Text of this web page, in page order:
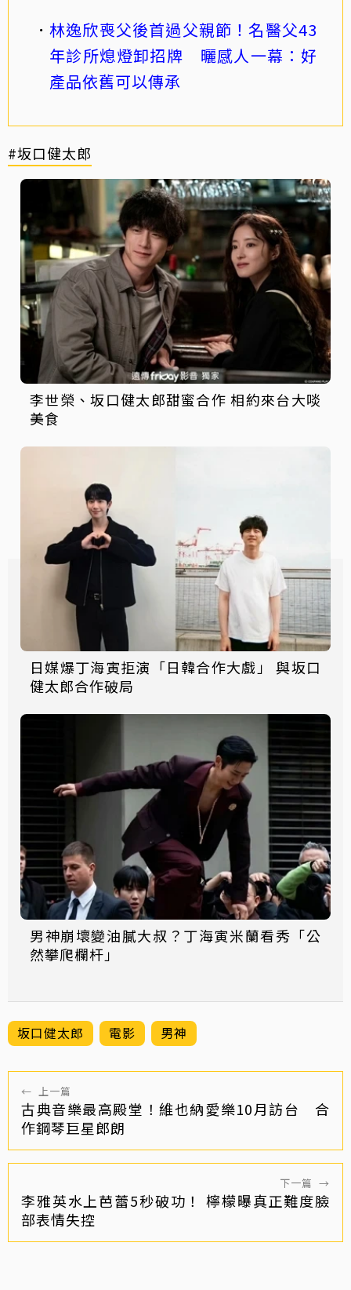
林逸欣喪父後首過父親節！名醫父43
年診所熄燈卸招牌 曬感人一幕：好
產品依舊可以傳承
#坂口健太郎
李世榮、坂口健太郎甜蜜合作 相約來台大啖
美食
日媒爆丁海寅拒演「日韓合作大戲」 與坂口
健太郎合作破局
男神崩壞變油膩大叔？丁海寅米蘭看秀「公
然攀爬欄杆」
坂口健太郎 電影 男神
← 上一篇
古典音樂最高殿堂！維也納愛樂10月訪台 合
作鋼琴巨星郎朗
下一篇 →
李雅英水上芭蕾5秒破功！ 檸檬曝真正難度臉
部表情失控